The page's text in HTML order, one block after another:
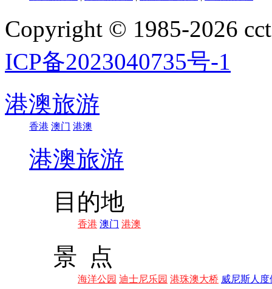
Copyright © 1985-2026
ICP备2023040735号-1
港澳旅游
香港 澳门 港澳
港澳旅游
目的地
香港 澳门 港澳
景 点
海洋公园 迪士尼乐园 港珠澳大桥 威尼斯人度